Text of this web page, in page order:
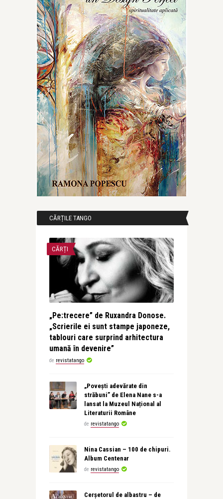
CĂRȚILE TANGO
CĂRȚI
„Pe:trecere” de Ruxandra Donose.
„Scrierile ei sunt stampe japoneze,
tablouri care surprind arhitectura
umană în devenire”
de revistatango
„Povești adevărate din
străbuni” de Elena Nane s-a
lansat la Muzeul Național al
Literaturii Române
de revistatango
Nina Cassian – 100 de chipuri.
Album Centenar
de revistatango
Cerșetorul de albastru – de